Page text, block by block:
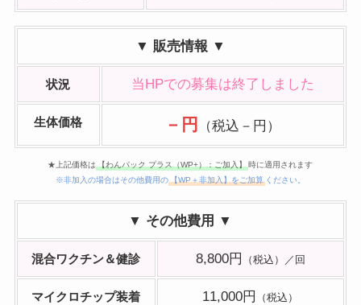
▼ 販売情報 ▼
状況 当HPでの募集は終了しました
生体価格 －円 （税込－円）
★上記価格は 【わんパック プラス（WP+）：ご加入】
時に適用されます
※非加入の場合はその他費用の
【WP＋非加入】をご加算 ください。
▼ その他費用 ▼
混合ワクチン＆健診 8,800円 （税込）／回
マイクロチップ装着 11,000円 （税込）